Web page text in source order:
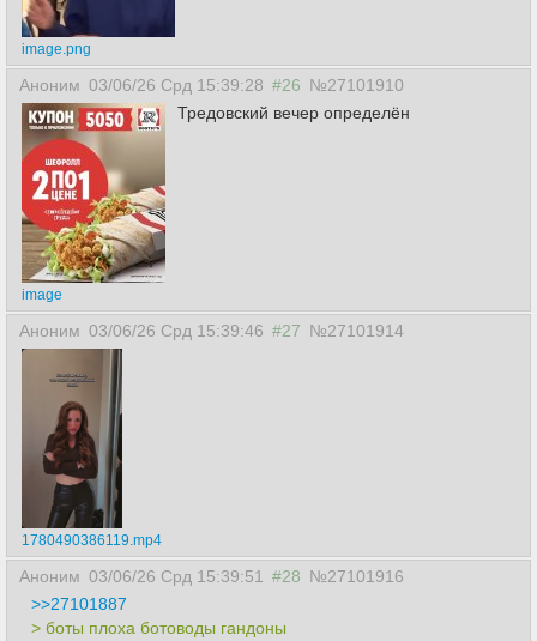
image.png
Аноним 03/06/26 Срд 15:39:28 #26 №27101910
image
Тредовский вечер определён
Аноним 03/06/26 Срд 15:39:46 #27 №27101914
1780490386119.mp4
Аноним 03/06/26 Срд 15:39:51 #28 №27101916
>>27101887
> боты плоха ботоводы гандоны